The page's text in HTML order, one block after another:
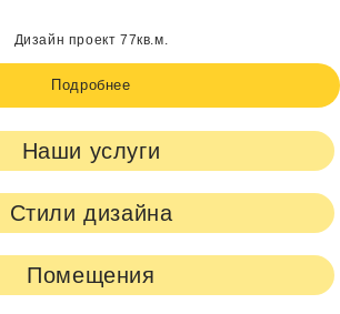
Дизайн проект 77кв.м.
Подробнее
Наши услуги
Стили дизайна
Помещения